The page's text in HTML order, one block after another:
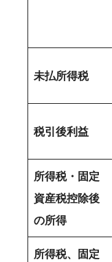
未払所得税
税引後利益
所得税・固定
資産税控除後
の所得
所得税、固定